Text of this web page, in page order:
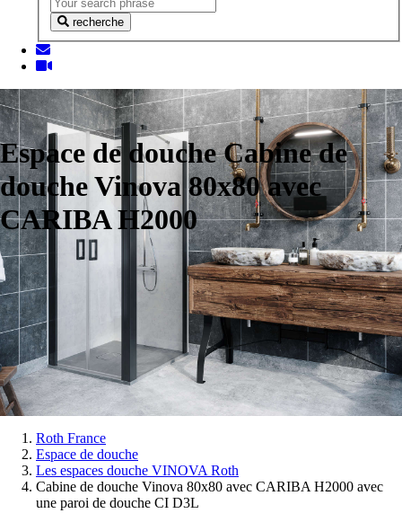
recherche
Espace de douche Cabine de
douche Vinova 80x80 avec
CARIBA H2000
Vous
êtes
Roth France
Espace de douche
Les espaces douche VINOVA Roth
Cabine de douche Vinova 80x80 avec CARIBA H2000 avec
une paroi de douche CI D3L